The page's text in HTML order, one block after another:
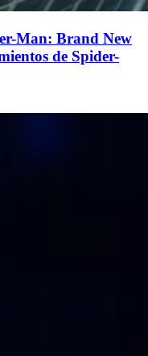
Man: Brand New
de Spider-